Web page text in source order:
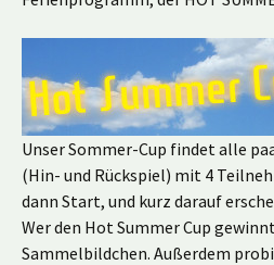
Unser Sommer-Cup findet alle
(Hin- und Rückspiel) mit 4
dann Start, und kurz darauf
Wer den Hot Summer Cup
Sammelbildchen. Außerdem